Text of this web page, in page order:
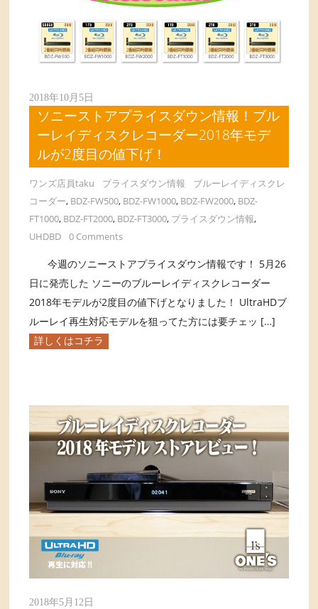
2018年10月5日
ソニーストアプライスダウン情報！ブル
ーレイディスクレコーダー2018年モデ
ルが2度目の値下げ！
ワンズ店員taku プライスダウン情報
ブルーレイディスクレ
コーダー, BDZ-FW500, BDZ-FW1000, BDZ-FW2000, BDZ-
FT1000, BDZ-FT2000, BDZ-FT3000, プライスダウン情報,
UHDBD
0 Comments
今週のソニーストアプライスダウン情報です！ 5月26
日に発売した ソニーのブルーレイディスクレコーダー
2018年モデルが2度目の値下げとなりました！ UltraHDブ
ルーレイ再生対応モデルを狙ってた方には要チェッ […]
詳しくはコチラ
2018年5月12日